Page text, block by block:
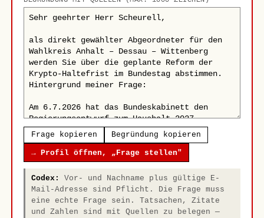
Frage kopieren Begründung kopieren
→ Profil öffnen, „Frage stellen"
Codex:
Vor- und Nachname plus gültige E-
Mail-Adresse sind Pflicht. Die Frage muss
eine echte Frage sein. Tatsachen, Zitate
und Zahlen sind mit Quellen zu belegen —